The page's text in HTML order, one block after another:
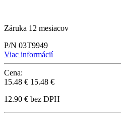
Záruka 12 mesiacov
P/N 03T9949
Viac informácií
Cena:
15.48 € 15.48 €
12.90 € bez DPH